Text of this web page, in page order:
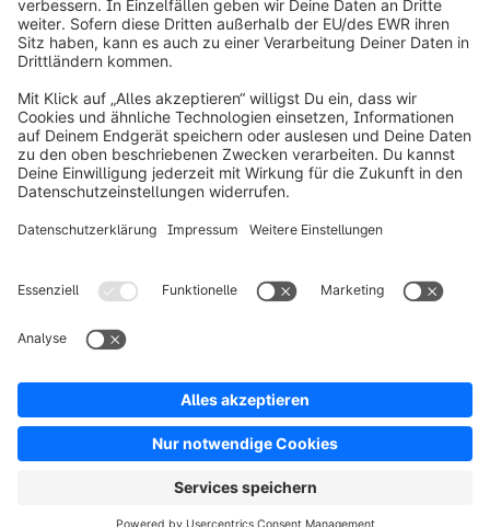
info@shopware.com
Produkt
Lösungen
Partner
Entwickler
Ressourcen
Copyright © shopware AG - Alle Rechte vorbehalten